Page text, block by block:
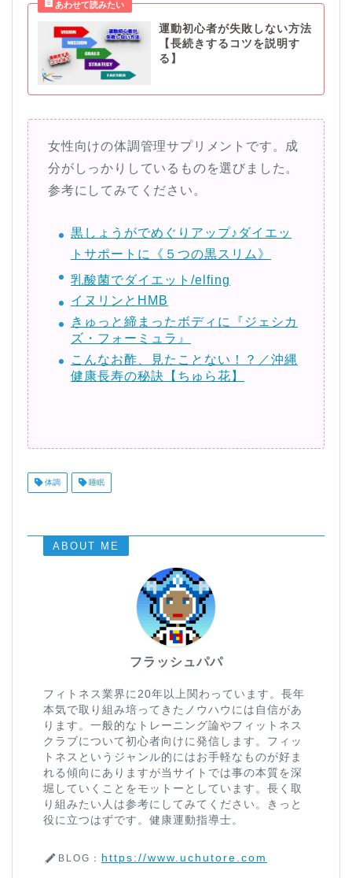
運動初心者が失敗しない方法
【長続きするコツを説明す
る】
女性向けの体調管理サプリメントです。成
分がしっかりしているものを選びました。
参考にしてみてください。
黒しょうがでめぐりアップ♪ダイエッ
トサポートに《５つの黒スリム》
乳酸菌でダイエット/elfing
イヌリンとHMB
きゅっと締まったボディに『ジェシカ
ズ・フォーミュラ』
こんなお酢、見たことない！？／沖縄
健康長寿の秘訣【ちゅら花】
体調 睡眠
ABOUT ME
フラッシュパパ
フィトネス業界に20年以上関わっています。長年
本気で取り組み培ってきたノウハウには自信があ
ります。一般的なトレーニング論やフィットネス
クラブについて初心者向けに発信します。フィッ
トネスというジャンル的にはお手軽なものが好ま
れる傾向にありますが当サイトでは事の本質を深
堀していくことをモットーとしています。長く取
り組みたい人は参考にしてみてください。きっと
役に立つはずです。健康運動指導士。
BLOG： https://www.uchutore.com